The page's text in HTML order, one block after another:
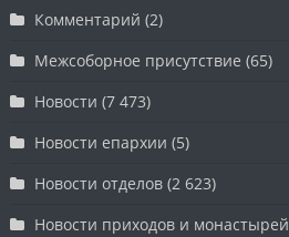
Комментарий (2)
Межсоборное присутствие (65)
Новости (7 473)
Новости епархии (5)
Новости отделов (2 623)
Новости приходов и монастырей